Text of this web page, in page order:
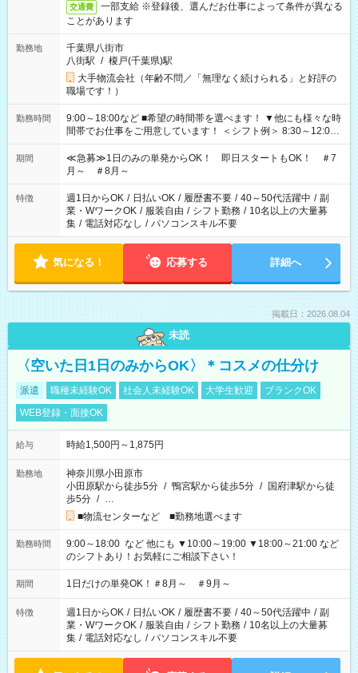
交通費
一部支給 ※登録後、選んだお仕事によって条件が異なる
ことがあります
勤務地
千葉県八街市
八街駅 / 榎戸(千葉県)駅
大手物流会社（年齢不問／「無理なく続けられる」と好評の
職場です！）
勤務時間
9:00～18:00など ■希望の時間帯を選べます！ ▼他にも様々な時
間帯でお仕事をご用意しています！ ＜シフト例＞ 8:30～12:00
17:00～22:00 13:00～22:00 22:00～翌6:00 など
期間
≪急募≫1日のみの単発からOK！ 即日スタートもOK！ ＃7
月～ ＃8月～
特徴 週1日からOK / 日払いOK / 履歴書不要 / 40～50代活躍中 / 副
業・WワークOK / 服装自由 / シフト勤務 / 10名以上の大量募
集 / 電話対応なし / パソコンスキル不要
気になる！ 応募する 詳細へ
掲載日：2026.08.04
未読
〈空いた日1日のみからOK〉＊コスメの仕分け
派遣 職種未経験OK 社会人未経験OK 大学生歓迎
ブランクOK
WEB登録・面接OK
給与 時給1,500円～1,875円
勤務地
神奈川県小田原市
小田原駅から徒歩5分 / 鴨宮駅から徒歩5分 / 国府津駅から徒
歩5分 / …
■物流センターなど ■勤務地選べます
勤務時間
9:00～18:00 など 他にも ▼10:00～19:00 ▼18:00～21:00 など
のシフトあり！お気軽にご相談下さい！
期間 1日だけの単発OK！＃8月～ ＃9月～
特徴 週1日からOK / 日払いOK / 履歴書不要 / 40～50代活躍中 / 副
業・WワークOK / 服装自由 / シフト勤務 / 10名以上の大量募
集 / 電話対応なし / パソコンスキル不要